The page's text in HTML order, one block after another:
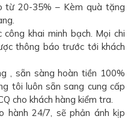
từ 20-35% – Kèm quà tặng
khai minh bạch. Mọi chi
thông báo trước tới khách
, sẵn sàng hoàn tiền 100%
tôi luôn sẵn sang cung cấp
cho khách hàng kiểm tra.
hành 24/7, sẽ phản ánh kịp